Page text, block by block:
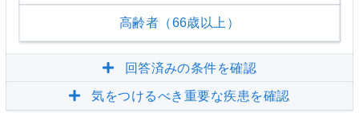
高齢者（66歳以上）
回答済みの条件を確認
気をつけるべき重要な疾患を確認